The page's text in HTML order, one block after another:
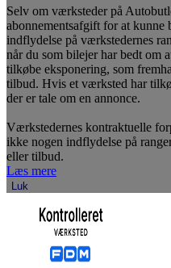
Selv om værksteder på
abonnementsafgift for at kunne
indflydelse på værkstedernes
når du som bilejer har bedt om
tilkøbe eksponering, som
tilbud. Hvis et værksted har
der er tale om en annonce.
Værkstedernes kontraktuelle
ikke nogen indflydelse på
eller tilbud.
Læs mere
Luk